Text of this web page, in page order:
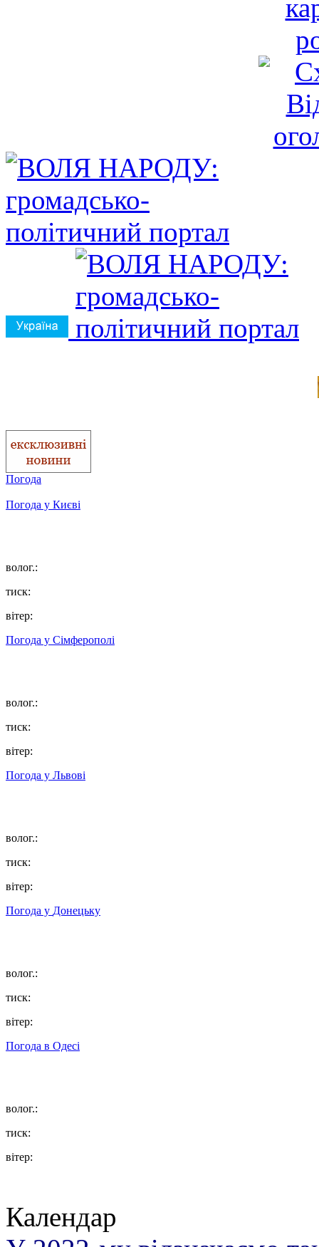
Погода
Погода у Києві
волог.:
тиск:
вітер:
Погода у Сімферополі
волог.:
тиск:
вітер:
Погода у Львові
волог.:
тиск:
вітер:
Погода у Донецьку
волог.:
тиск:
вітер:
Погода в Одесі
волог.:
тиск:
вітер:
Календар